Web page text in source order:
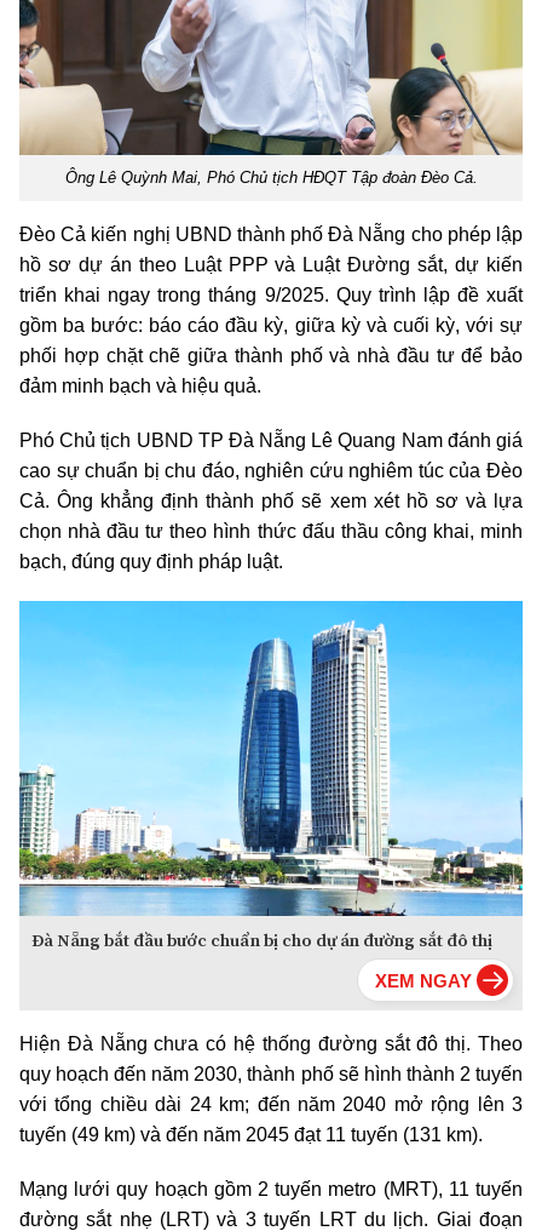
Ông Lê Quỳnh Mai, Phó Chủ tịch HĐQT Tập đoàn Đèo Cả.
Đèo Cả kiến nghị UBND thành phố Đà Nẵng cho phép lập
hồ sơ dự án theo Luật PPP và Luật Đường sắt, dự kiến
triển khai ngay trong tháng 9/2025. Quy trình lập đề xuất
gồm ba bước: báo cáo đầu kỳ, giữa kỳ và cuối kỳ, với sự
phối hợp chặt chẽ giữa thành phố và nhà đầu tư để bảo
đảm minh bạch và hiệu quả.
Phó Chủ tịch UBND TP Đà Nẵng Lê Quang Nam đánh giá
cao sự chuẩn bị chu đáo, nghiên cứu nghiêm túc của Đèo
Cả. Ông khẳng định thành phố sẽ xem xét hồ sơ và lựa
chọn nhà đầu tư theo hình thức đấu thầu công khai, minh
bạch, đúng quy định pháp luật.
Đà Nẵng bắt đầu bước chuẩn bị cho dự án đường sắt đô thị
Hiện Đà Nẵng chưa có hệ thống đường sắt đô thị. Theo
quy hoạch đến năm 2030, thành phố sẽ hình thành 2 tuyến
với tổng chiều dài 24 km; đến năm 2040 mở rộng lên 3
tuyến (49 km) và đến năm 2045 đạt 11 tuyến (131 km).
Mạng lưới quy hoạch gồm 2 tuyến metro (MRT), 11 tuyến
đường sắt nhẹ (LRT) và 3 tuyến LRT du lịch. Giai đoạn